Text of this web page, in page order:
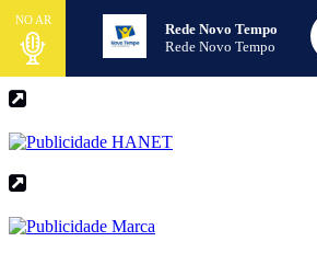
NO AR
Rede Novo Tempo
Rede Novo Tempo